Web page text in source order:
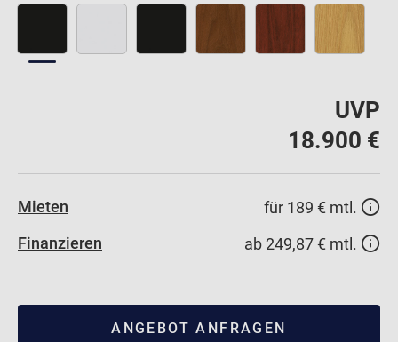
UVP
18.900 €
Mieten
für 189 € mtl.
Finanzieren
ab 249,87 € mtl.
ANGEBOT ANFRAGEN